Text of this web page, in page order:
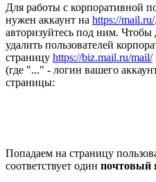
Для работы с корпоративной
нужен аккаунт на https://mail.ru/
авторизуйтесь под ним. Чтобы
удалить пользователей
страницу https://biz.mail.ru/mail/
(где "..." - логин вашего
страницы:
Попадаем на страницу
соответствует один почтовый